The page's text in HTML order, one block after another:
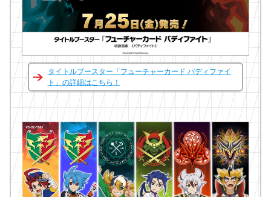
タイトルブースター「フューチャーカード バディファイ
ト」の詳細はこちら！